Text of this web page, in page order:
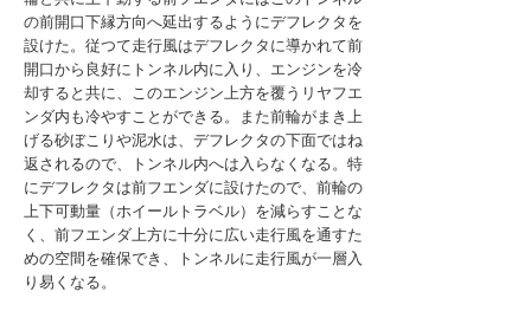
の前開口下縁方向へ延出するようにデフレクタを
設けた。従つて走行風はデフレクタに導かれて前
開口から良好にトンネル内に入り、エンジンを冷
却すると共に、このエンジン上方を覆うリヤフエ
ンダ内も冷やすことができる。また前輪がまき上
げる砂ぼこりや泥水は、デフレクタの下面ではね
返されるので、トンネル内へは入らなくなる。特
にデフレクタは前フエンダに設けたので、前輪の
上下可動量（ホイールトラベル）を減らすことな
く、前フエンダ上方に十分に広い走行風を通すた
めの空間を確保でき、トンネルに走行風が一層入
り易くなる。